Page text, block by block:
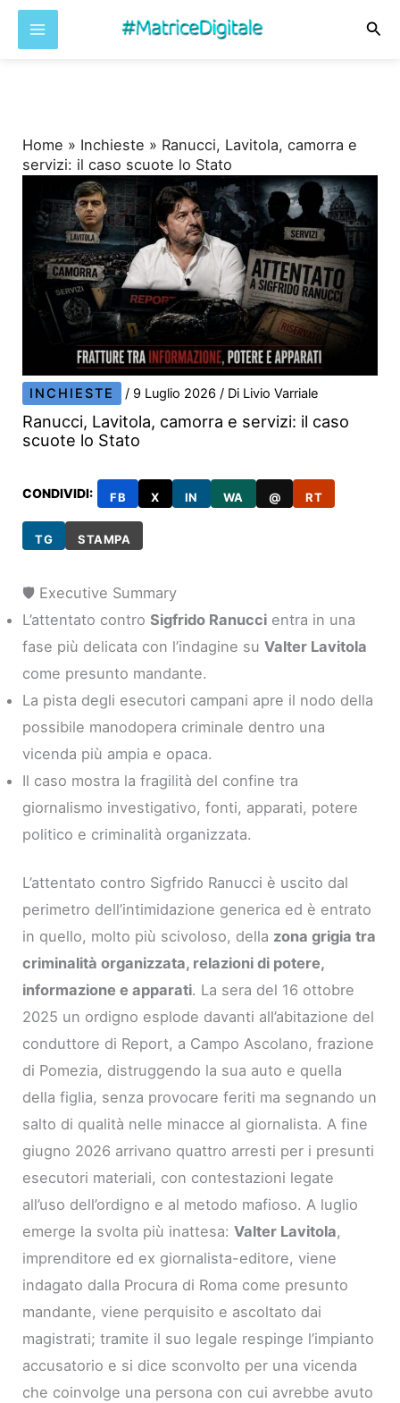
Home » Inchieste » Ranucci, Lavitola, camorra e
servizi: il caso scuote lo Stato
INCHIESTE / 9 Luglio 2026/ Di Livio Varriale
Ranucci, Lavitola, camorra e servizi: il caso
scuote lo Stato
CONDIVIDI: FB X IN WA @ RT
TG STAMPA
🛡️ Executive Summary
L’attentato controSigfrido Ranucci entra in una
fase più delicata con l’indagine suValter Lavitola
come presunto mandante.
La pista degli esecutori campani apre il nodo della
possibile manodopera criminale dentro una
vicenda più ampia e opaca.
Il caso mostra la fragilità del confine tra
giornalismo investigativo, fonti, apparati, potere
politico e criminalità organizzata.
L’attentato contro Sigfrido Ranucci è uscito dal
perimetro dell’intimidazione generica ed è entrato
in quello, molto più scivoloso, della zona grigia tra
criminalità organizzata, relazioni di potere,
informazione e apparati. La sera del 16 ottobre
2025 un ordigno esplode davanti all’abitazione del
conduttore di Report, a Campo Ascolano, frazione
di Pomezia, distruggendo la sua auto e quella
della figlia, senza provocare feriti ma segnando un
salto di qualità nelle minacce al giornalista. A fine
giugno 2026 arrivano quattro arresti per i presunti
esecutori materiali, con contestazioni legate
all’uso dell’ordigno e al metodo mafioso. A luglio
emerge la svolta più inattesa:Valter Lavitola,
imprenditore ed ex giornalista-editore, viene
indagato dalla Procura di Roma come presunto
mandante, viene perquisito e ascoltato dai
magistrati; tramite il suo legale respinge l’impianto
accusatorio e si dice sconvolto per una vicenda
che coinvolge una persona con cui avrebbe avuto